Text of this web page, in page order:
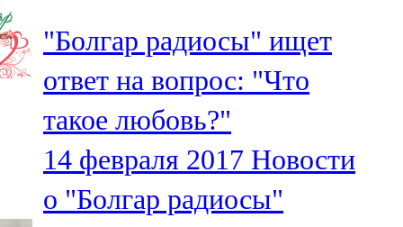
Мамадыш
106,2 FM
Минзәлә
107,3 FM
Мөслим
"Болгар радиосы" ищет
ответ на вопрос: "Что
такое любовь?"
14 февраля 2017 Новости
о "Болгар радиосы"